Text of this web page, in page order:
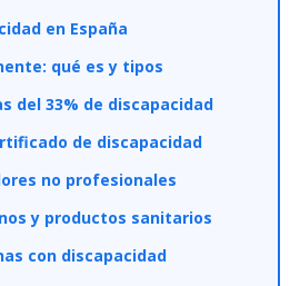
en España
qué es y tipos
del 33% de discapacidad
de discapacidad
no profesionales
y productos sanitarios
con discapacidad